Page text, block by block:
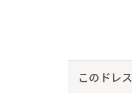
このドレ